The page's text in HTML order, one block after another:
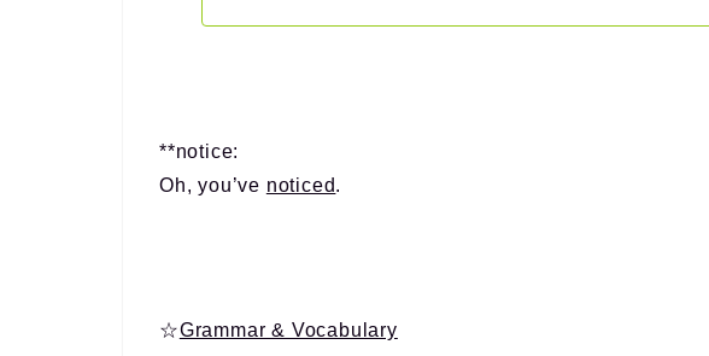
**notice:
Oh, you’ve noticed.
☆Grammar & Vocabulary